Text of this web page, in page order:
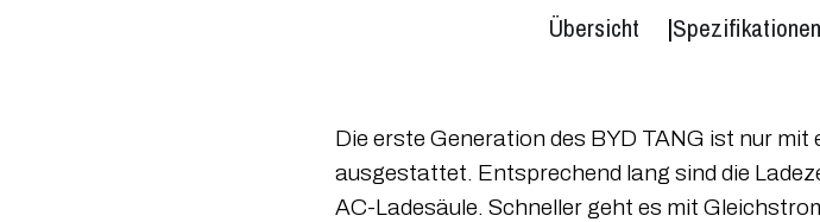
Übersicht Spezifikationen
Die erste Generation des BYD TANG ist nur
ausgestattet. Entsprechend lang sind die
AC-Ladesäule. Schneller geht es mit